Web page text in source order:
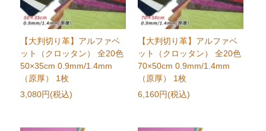
【大判切り革】アルファベ
ット（クロッタン） 全20色
50×35cm 0.9mm/1.4mm
（原厚） 1枚
3,080円(税込)
【大判切り革】アルファベ
ット（クロッタン） 全20色
70×50cm 0.9mm/1.4mm
（原厚） 1枚
6,160円(税込)